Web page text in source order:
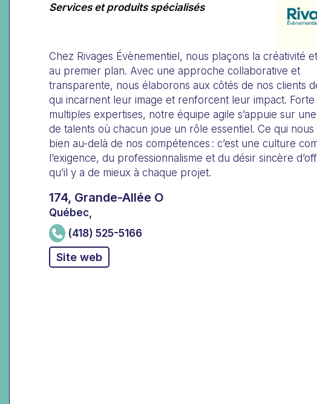
Services et produits spécialisés
Chez Rivages Évènementiel, nous plaçons la créativité et
au premier plan. Avec une approche collaborative et
transparente, nous élaborons aux côtés de nos clients
qui incarnent leur image et renforcent leur impact. Forte
multiples expertises, notre équipe agile s’appuie sur
de talents où chacun joue un rôle essentiel. Ce qui nous
bien au-delà de nos compétences : c’est une culture
l’exigence, du professionnalisme et du désir sincère
qu’il y a de mieux à chaque projet.
174, Grande-Allée O
Québec,
(418) 525-5166
Site web